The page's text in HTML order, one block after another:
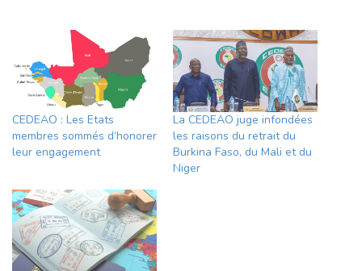
CEDEAO : Les Etats
membres sommés d’honorer
leur engagement
La CEDEAO juge infondées
les raisons du retrait du
Burkina Faso, du Mali et du
Niger